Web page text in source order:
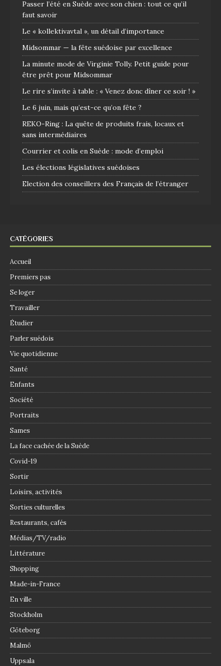
Passer l’été en Suède avec son chien : tout ce qu’il
faut savoir
Le « kollektivavtal », un détail d’importance
Midsommar — la fête suédoise par excellence
La minute mode de Virginie Tolly. Petit guide pour
être prêt pour Midsommar
Le rire s’invite à table : « Venez donc dîner ce soir ! »
Le 6 juin, mais qu’est-ce qu’on fête ?
REKO-Ring : La quête de produits frais, locaux et
sans intermédiaires
Courrier et colis en Suède : mode d’emploi
Les élections législatives suédoises
Election des conseillers des Français de l’étranger
CATÉGORIES
Accueil
Premiers pas
Se loger
Travailler
Étudier
Parler suédois
Vie quotidienne
Santé
Enfants
Société
Portraits
Sames
La face cachée de la Suède
Covid-19
Sortir
Loisirs, activités
Sorties culturelles
Restaurants, cafés
Médias/TV/radio
Littérature
Shopping
Made-in-France
En ville
Stockholm
Göteborg
Malmö
Uppsala